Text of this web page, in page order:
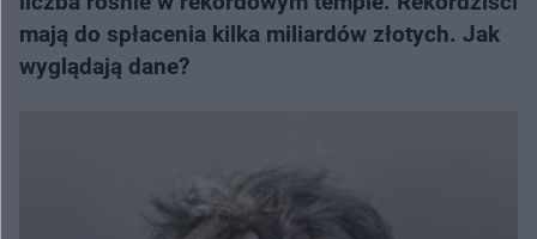
mają do spłacenia kilka miliardów złotych. Jak
wyglądają dane?